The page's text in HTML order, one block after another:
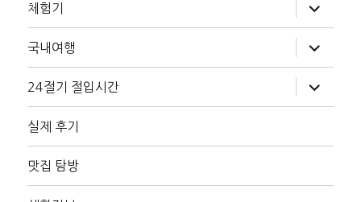
체험기
위
메
확
장
국내여행
위
메
확
장
24절기 절입시간
위
메
장
실제 후기
맛집 탐방